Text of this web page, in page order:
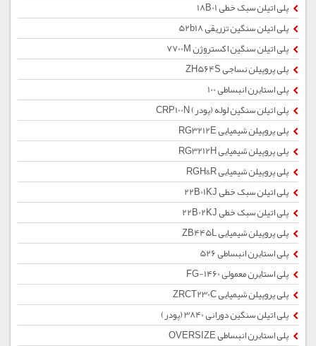
پلی اتیلن سبک خطی 18B01
پلی اتیلن سنگین تزریقی 52b18
پلی اتیلن سنگین اکستروژن 7700M
پلی پروپیلن نساجی ZH564S
پلی استایرن انبساطی 100
پلی اتیلن سنگین لوله (پودر) CRP100N
پلی پروپیلن شیمیایی RG3212E
پلی پروپیلن شیمیایی RG3212H
پلی پروپیلن شیمیایی RGH&R
پلی اتیلن سبک خطی 22B01KJ
پلی اتیلن سبک خطی 22B02KJ
پلی پروپیلن شیمیایی ZB445L
پلی استایرن انبساطی 526
پلی استایرن معمولی 1460-FG
پلی پروپیلن شیمیایی ZRCT230C
پلی اتیلن سنگین دورانی 3840 (پودر)
پلی استایرن انبساطی OVERSIZE